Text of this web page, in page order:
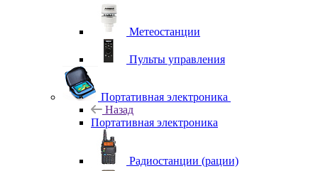
Метеостанции
Пульты управления
Портативная электроника
Назад
Портативная электроника
Радиостанции (рации)